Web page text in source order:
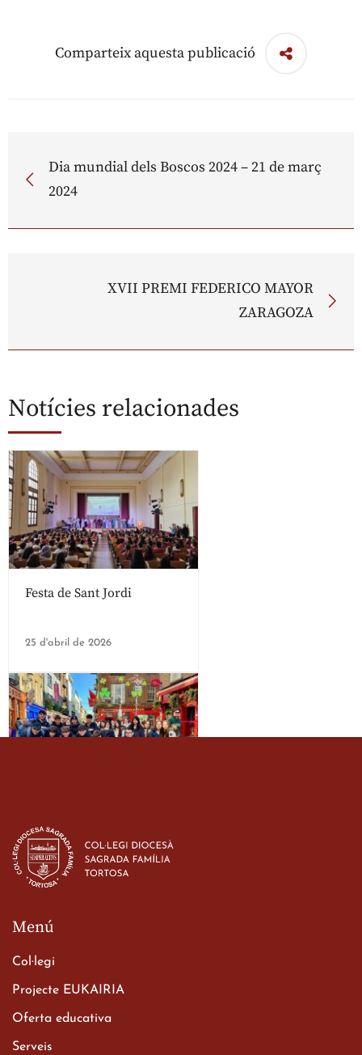
Comparteix aquesta publicació
Dia mundial dels Boscos 2024 – 21 de març
2024
XVII PREMI FEDERICO MAYOR
ZARAGOZA
Notícies relacionades
Festa de Sant Jordi
25 d'abril de 2026
d’ESO-BSD a Irlanda
23 de març de 2026
Xerrada del Sr. Bisbe als
Menú
Col·legi
Projecte EUKAIRIA
Oferta educativa
Serveis